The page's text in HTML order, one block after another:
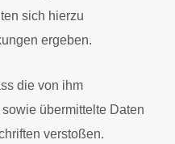
sich hierzu
ergeben.
die von ihm
übermittelte Daten
verstoßen.